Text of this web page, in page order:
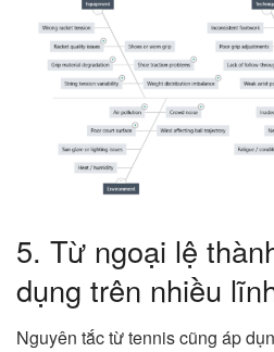
5. Từ ngoại lệ
dụng trên nhiều
Nguyên tắc từ tennis cũng áp